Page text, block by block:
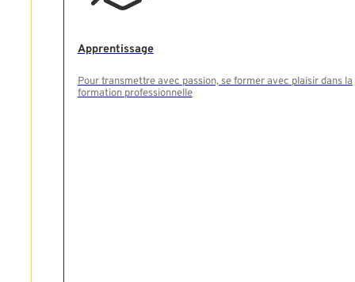
Apprentissage
Pour transmettre avec passion, se former avec plaisir dans la
formation professionnelle